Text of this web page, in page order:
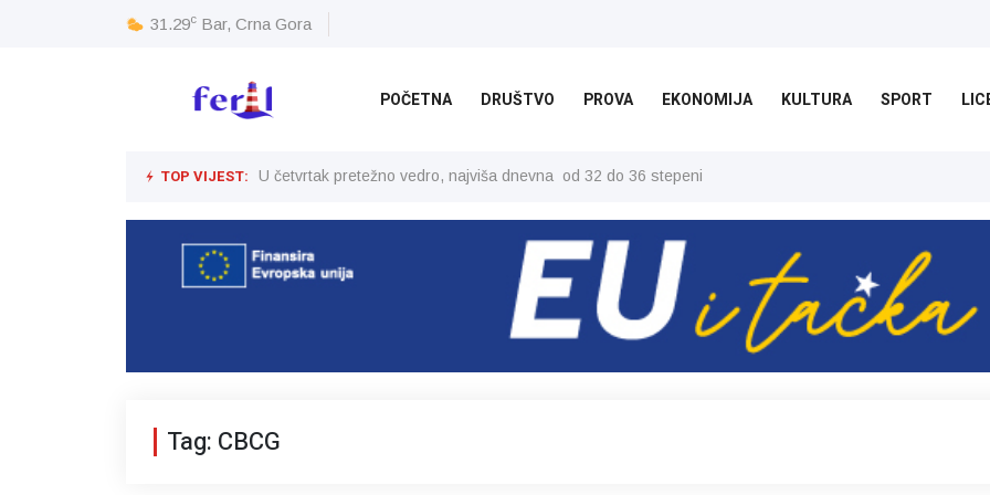
31.29c Bar, Crna Gora
POČETNA DRUŠTVO PROVA EKONOMIJA KULTURA SPORT
TOP VIJEST: U četvrtak pretežno vedro, najviša dnevna od 32 do 36 stepeni
Tag: CBCG